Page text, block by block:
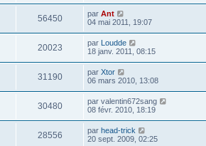
56450 par Ant
04 mai 2011, 19:07
20023 par Loudde
18 janv. 2011, 08:15
31190 par Xtor
06 mars 2010, 13:08
30480 par valentin672sang
08 févr. 2010, 18:19
28556 par head-trick
20 sept. 2009, 02:25